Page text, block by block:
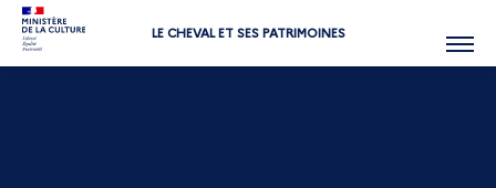
LE CHEVAL ET SES PATRIMOINES Menu